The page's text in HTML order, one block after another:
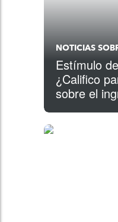
NOTICIAS
Estímulo
¿Califico
sobre el